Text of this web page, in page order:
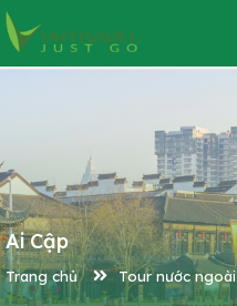
Ai Cập
Trang chủ Tour nước ngoài